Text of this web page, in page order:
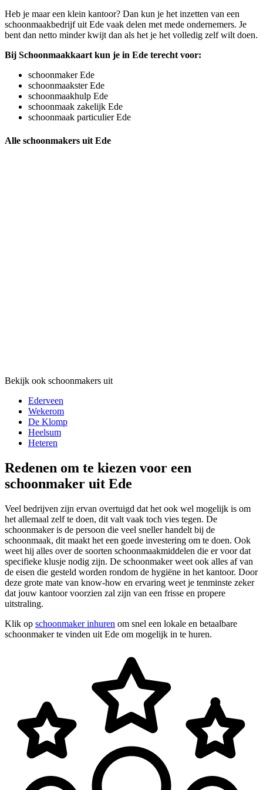
Heb je maar een klein kantoor? Dan kun je het inzetten van een
schoonmaakbedrijf uit Ede vaak delen met mede ondernemers. Je
bent dan netto minder kwijt dan als het je het volledig zelf wilt doen.
Bij Schoonmaakkaart kun je in Ede terecht voor:
schoonmaker Ede
schoonmaakster Ede
schoonmaakhulp Ede
schoonmaak zakelijk Ede
schoonmaak particulier Ede
Alle schoonmakers uit Ede
Bekijk ook schoonmakers uit
Ederveen
Wekerom
De Klomp
Heelsum
Heteren
Redenen om te kiezen voor een
schoonmaker uit Ede
Veel bedrijven zijn ervan overtuigd dat het ook wel mogelijk is om
het allemaal zelf te doen, dit valt vaak toch vies tegen. De
schoonmaker is de persoon die veel sneller handelt bij de
schoonmaak, dit maakt het een goede investering om te doen. Ook
weet hij alles over de soorten schoonmaakmiddelen die er voor dat
specifieke klusje nodig zijn. De schoonmaker weet ook alles af van
de eisen die gesteld worden rondom de hygiëne in het kantoor. Door
deze grote mate van know-how en ervaring weet je tenminste zeker
dat jouw kantoor voorzien zal zijn van een frisse en propere
uitstraling.
Klik op schoonmaker inhuren om snel een lokale en betaalbare
schoonmaker te vinden uit Ede om mogelijk in te huren.